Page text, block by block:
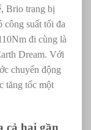
Brio trang bị
suất tối đa
đi cùng là
Dream. Với
chuyển động
tăng tốc một
cả hai gần